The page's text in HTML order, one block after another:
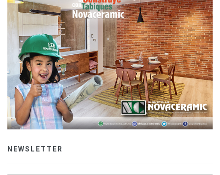
NEWSLETTER